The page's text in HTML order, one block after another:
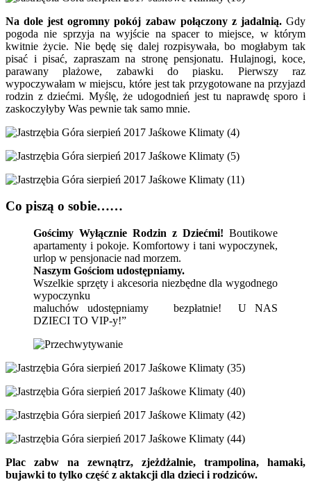
Na dole jest ogromny pokój zabaw połączony z jadalnią.Gdy
pogoda nie sprzyja na wyjście na spacer to miejsce, w którym
kwitnie życie. Nie będę się dalej rozpisywała, bo mogłabym tak
pisać i pisać, zapraszam na stronę pensjonatu. Hulajnogi, koce,
parawany plażowe, zabawki do piasku. Pierwszy raz
wypoczywałam w miejscu, które jest tak przygotowane na przyjazd
rodzin z dziećmi. Myślę, że udogodnień jest tu naprawdę sporo i
zaskoczyłyby Was pewnie tak samo mnie.
Co piszą o sobie……
Gościmy Wyłącznie Rodzin z Dziećmi! Boutikowe
apartamenty i pokoje. Komfortowy i tani wypoczynek,
urlop w pensjonacie nad morzem.
Naszym Gościom udostępniamy.
Wszelkie sprzęty i akcesoria niezbędne dla wygodnego
wypoczynku
maluchów udostępniamy bezpłatnie! U NAS
DZIECI TO VIP-y!”
Plac zabw na zewnątrz, zjeżdżalnie, trampolina, hamaki,
bujawki to tylko część z aktakcji dla dzieci i rodziców.